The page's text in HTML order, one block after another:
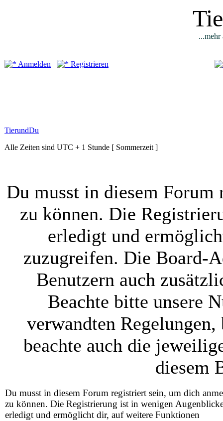
...mehr
Anmelden Registrieren
TierundDu
Alle Zeiten sind UTC + 1 Stunde [ Sommerzeit ]
Du musst in diesem
zu können. Die
erledigt und
zuzugreifen. Die Board-
Benutzern auch
Beachte bitte unsere
verwandten
beachte auch die
diesem
Du musst in diesem Forum registriert sein, um dich
zu können. Die Registrierung ist in wenigen
erledigt und ermöglicht dir, auf weitere Funktionen